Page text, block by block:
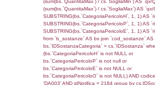
cod_territori_tipologia